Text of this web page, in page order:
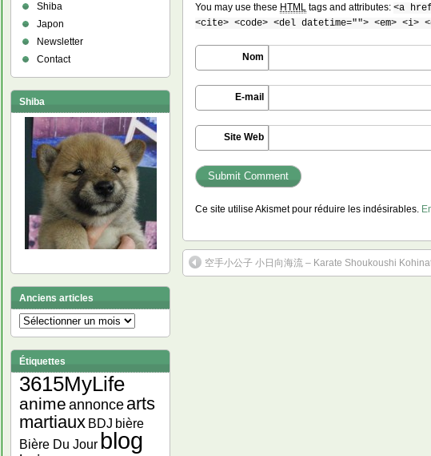
You may use these HTML tags and attributes:<a
<cite> <code> <del datetime=""> <em>
Nom
E-mail
Site Web
Ce site utilise Akismet pour réduire les indésirables.
空手小公子 小日向海流 – Karate Shoukoushi
Shiba
Japon
Newsletter
Contact
Shiba
Anciens articles
Anciens
articles
Étiquettes
3615MyLife
anime annonce arts
martiaux BDJ bière
Bière Du Jour blog